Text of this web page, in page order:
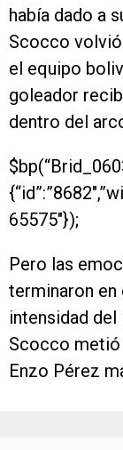
había dado a
Scocco
el equipo
goleador
dentro del
65575″});
Pero las
terminaron en
intensidad del
Scocco metió
Enzo Pérez